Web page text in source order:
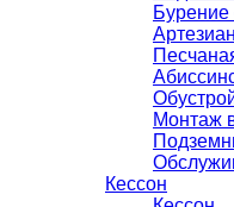
Бурение
Монтаж
Кессон